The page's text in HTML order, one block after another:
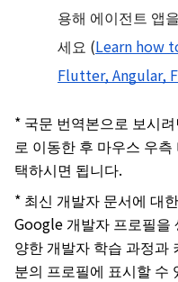
용해 에이전트 앱
세요 (Learn how
Flutter, Angular,
* 국문 번역본으로 보시
로 이동한 후 마우스 우
택하시면 됩니다.
* 최신 개발자 문서에 대
Google 개발자 프로필을
양한 개발자 학습 과정과
분의 프로필에 표시할 수